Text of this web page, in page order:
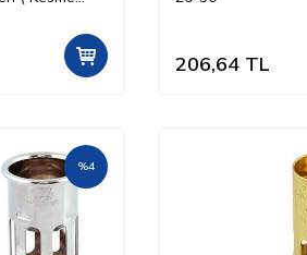
206,64 TL
%4